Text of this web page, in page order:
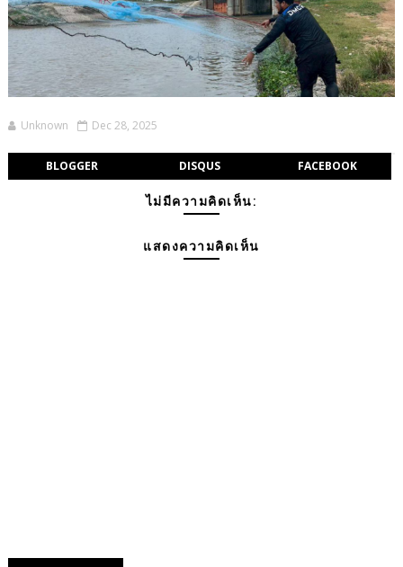
Unknown Dec 28, 2025
BLOGGER DISQUS FACEBOOK
ไม่มีความคิดเห็น:
แสดงความคิดเห็น